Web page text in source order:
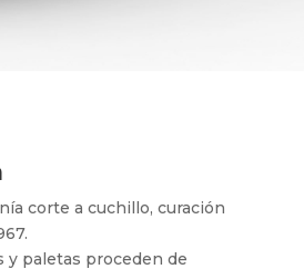
corte a cuchillo, curación
y paletas proceden de